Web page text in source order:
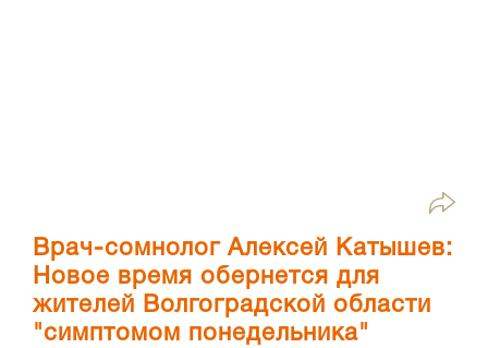
Врач-сомнолог Алексей Катышев:
Новое время обернется для
жителей Волгоградской области
"симптомом понедельника"